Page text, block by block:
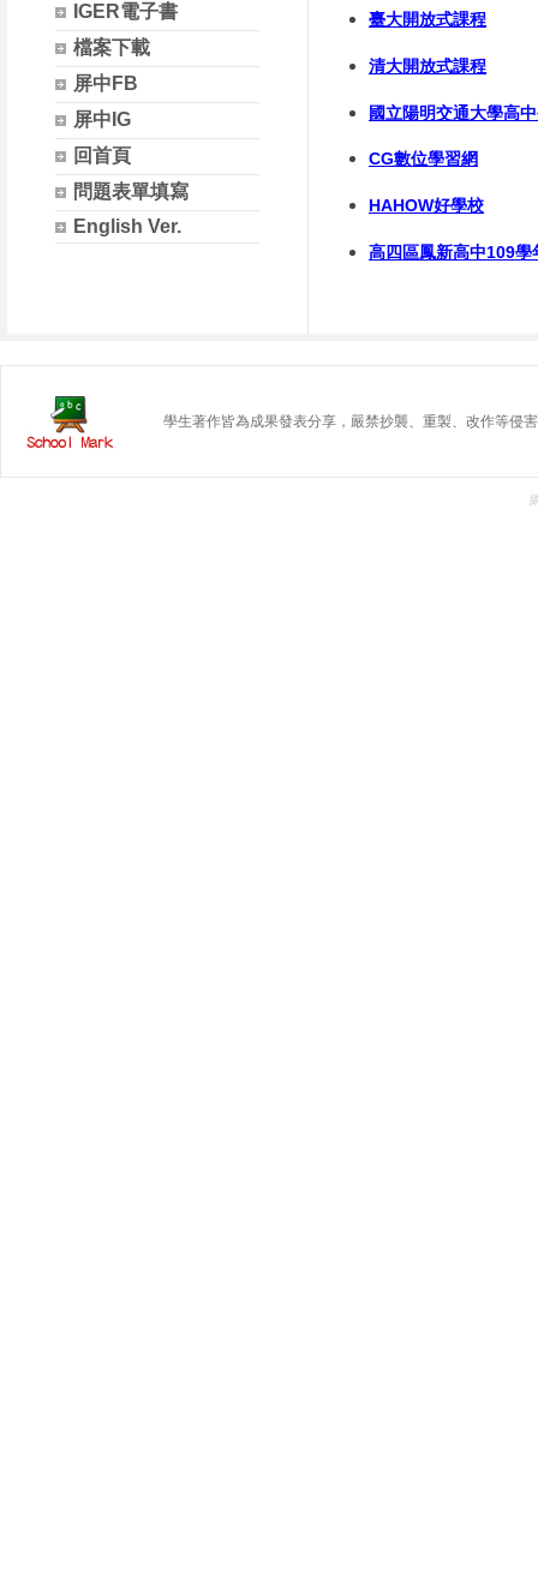
IGER電子書
檔案下載
屏中FB
屏中IG
回首頁
問題表單填寫
English Ver.
臺大開放式課程
清大開放式課程
國立陽明交通大學高
CG數位學習網
HAHOW好學校
高四區鳳新高中109
學生著作皆為成果發表分享，嚴禁抄襲、重製、改作等侵